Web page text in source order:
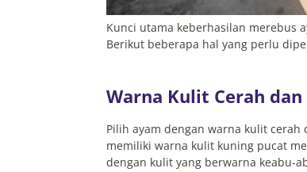
Kunci utama keberhasilan merebus
Berikut beberapa hal yang perlu
Warna Kulit Cerah
Pilih ayam dengan warna kulit cerah
memiliki warna kulit kuning pucat
dengan kulit yang berwarna keabu-